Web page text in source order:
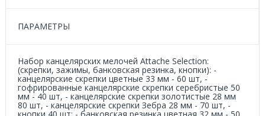
ПАРАМЕТРЫ
Набор канцелярских мелочей Attache Selection:
(скрепки, зажимы, банковская резинка, кнопки): -
канцелярские скрепки цветные 33 мм - 60 шт, -
гофрированные канцелярские скрепки серебристые 50
мм - 40 шт, - канцелярские скрепки золотистые 28 мм
80 шт, - канцелярские скрепки Зебра 28 мм - 70 шт, -